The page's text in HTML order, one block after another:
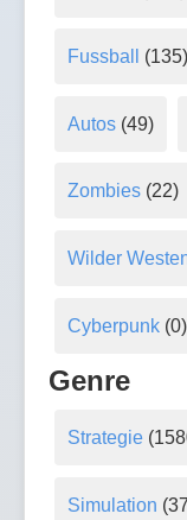
Fussball (135)
Autos(49)
Zombies(22)
Wilder
Cyberpunk(0)
Genre
Strategie
Simulation